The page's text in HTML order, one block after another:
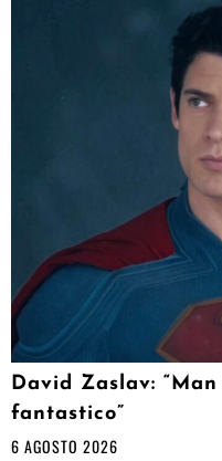
David Zaslav:
fantastico”
6 AGOSTO 2026